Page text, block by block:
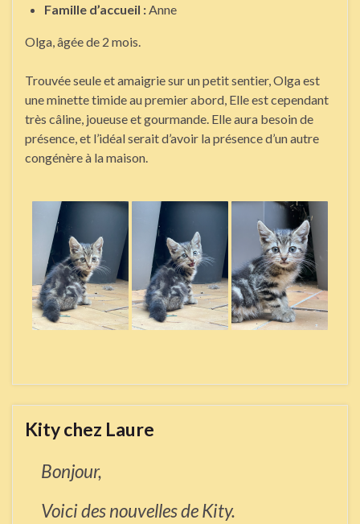
Famille d’accueil : Anne
Olga, âgée de 2 mois.
Trouvée seule et amaigrie sur un petit sentier, Olga est
une minette timide au premier abord, Elle est cependant
très câline, joueuse et gourmande. Elle aura besoin de
présence, et l’idéal serait d’avoir la présence d’un autre
congénère à la maison.
Kity chez Laure
Bonjour,
Voici des nouvelles de Kity.